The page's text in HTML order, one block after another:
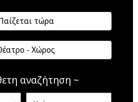
τώρα
- Χώρος
αναζήτηση ~